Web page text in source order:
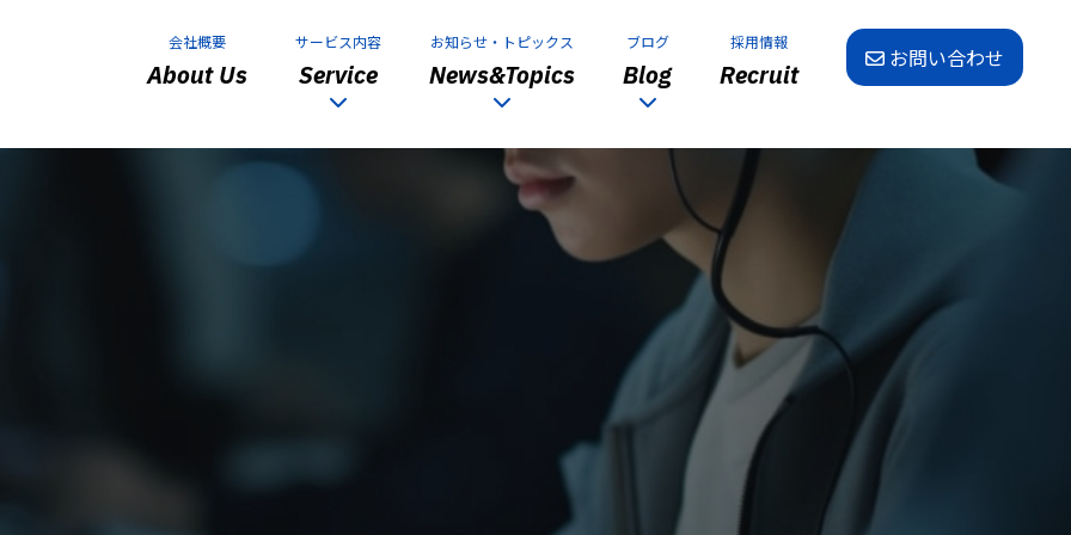
会社概要
About Us
サービス内容
Service
お知らせ・トピックス
News&Topics
ブログ
Blog
採用情報
Recruit
お問い合わせ